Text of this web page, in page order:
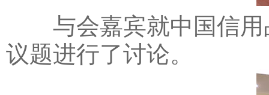
与会嘉宾就中国信用
议题进行了讨论。